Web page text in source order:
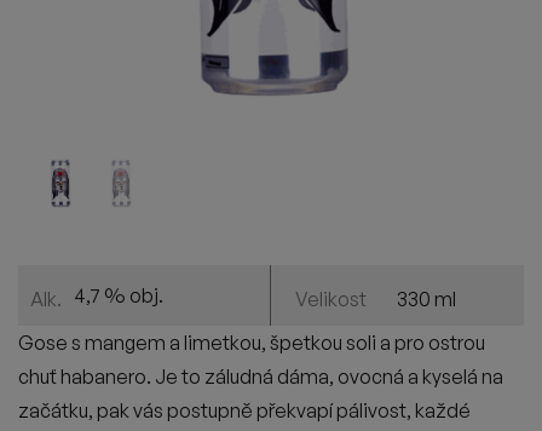
Alk. 4,7 % obj. Velikost
330 ml
Gose s mangem a limetkou, špetkou soli a pro ostrou
chuť habanero. Je to záludná dáma, ovocná a kyselá na
začátku, pak vás postupně překvapí pálivost, každé